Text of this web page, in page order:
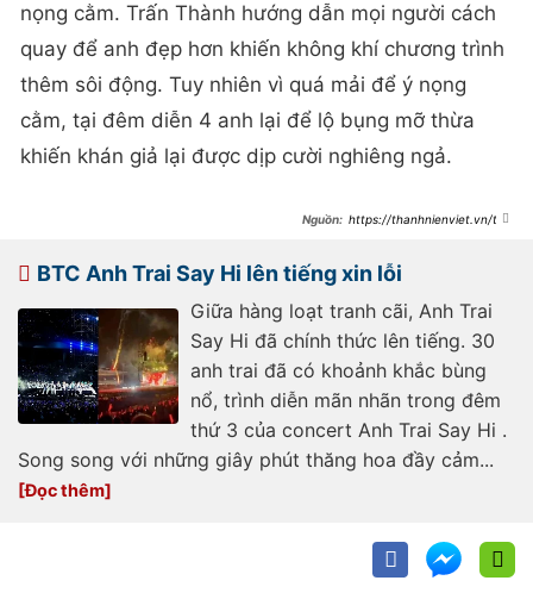
nọng cằm. Trấn Thành hướng dẫn mọi người cách
quay để anh đẹp hơn khiến không khí chương trình
thêm sôi động. Tuy nhiên vì quá mải để ý nọng
cằm, tại đêm diễn 4 anh lại để lộ bụng mỡ thừa
khiến khán giả lại được dịp cười nghiêng ngả.
https://thanhnienviet.vn/tra
209241210110436606.htm
BTC Anh Trai Say Hi lên tiếng xin lỗi
Giữa hàng loạt tranh cãi, Anh Trai
Say Hi đã chính thức lên tiếng. 30
anh trai đã có khoảnh khắc bùng
nổ, trình diễn mãn nhãn trong đêm
thứ 3 của concert Anh Trai Say Hi .
Song song với những giây phút thăng hoa đầy cảm...